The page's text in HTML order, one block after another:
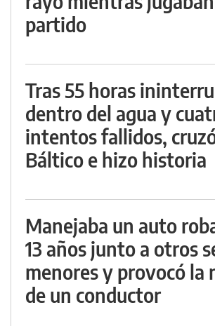
partido
Tras 55 horas
dentro del agua y
intentos fallidos,
Báltico e hizo historia
Manejaba un auto
13 años junto a otros
menores y provocó la
de un conductor